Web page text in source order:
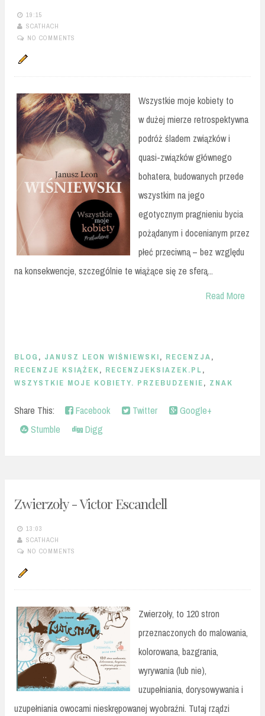
19:15
SCATHACH
NO COMMENTS
Wszystkie moje kobiety to
w dużej mierze retrospektywna
podróż śladem związków i
quasi-związków głównego
bohatera, budowanych przede
wszystkim na jego
egotycznym pragnieniu bycia
pożądanym i docenianym przez
płeć przeciwną – bez względu
na konsekwencje, szczególnie te wiążące się ze sferą...
Read More
BLOG , JANUSZ LEON WIŚNIEWSKI, RECENZJA,
RECENZJE KSIĄŻEK, RECENZJEKSIAZEK.PL,
WSZYSTKIE MOJE KOBIETY. PRZEBUDZENIE, ZNAK
Share This: Facebook Twitter
Google+
Stumble
Digg
Zwierzoły - Victor Escandell
13:03
SCATHACH
NO COMMENTS
Zwierzoły, to 120 stron
przeznaczonych do malowania,
kolorowana, bazgrania,
wyrywania (lub nie),
uzupełniania, dorysowywania i
uzupełniania owocami nieskrępowanej wyobraźni. Tutaj rządzi